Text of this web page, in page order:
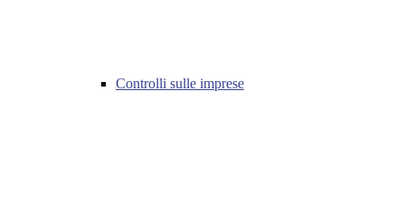
Controlli sulle imprese